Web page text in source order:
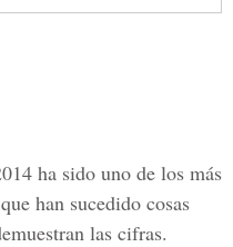
ha sido uno de los más
han sucedido cosas
las cifras.